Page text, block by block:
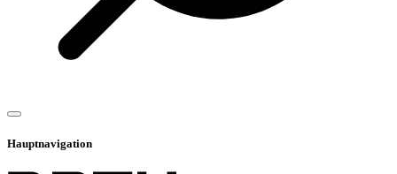
Hauptnavigation